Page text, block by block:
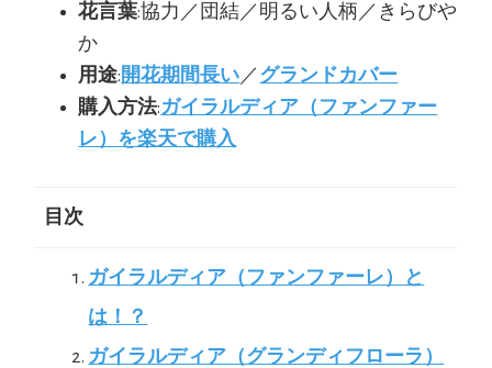
花言葉:協力／団結／明るい人柄／きらびや
か
用途: 開花期間長い ／ グランドカバー
購入方法:ガイラルディア（ファンファー
レ）を楽天で購入
目次
ガイラルディア（ファンファーレ）と
は！？
ガイラルディア（グランディフローラ）